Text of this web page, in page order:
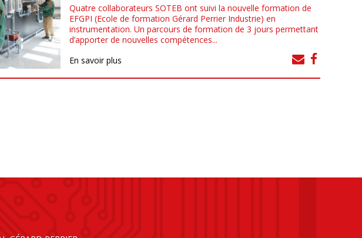
Quatre collaborateurs SOTEB ont suivi la nouvelle formation de
EFGPI (Ecole de formation Gérard Perrier Industrie) en
instrumentation. Un parcours de formation de 3 jours permettant
d’apporter de nouvelles compétences...
En savoir plus